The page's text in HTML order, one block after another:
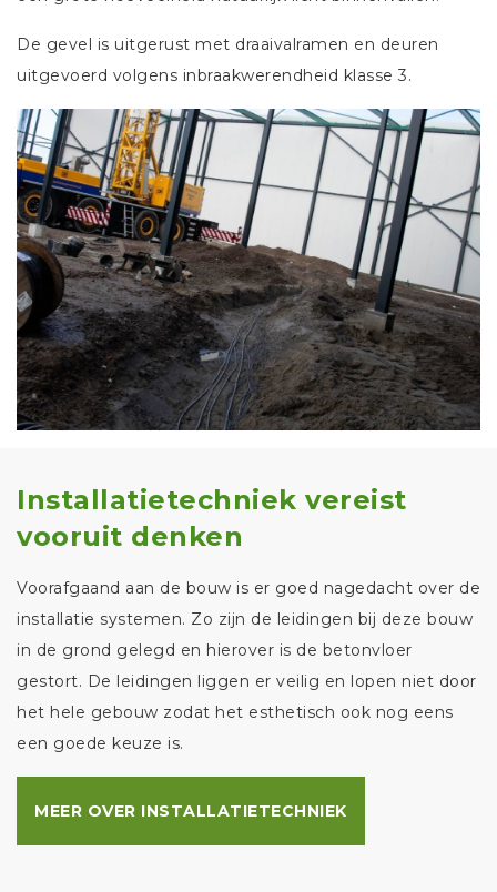
De gevel is uitgerust met draaivalramen en deuren
uitgevoerd volgens inbraakwerendheid klasse 3.
Installatietechniek vereist
vooruit denken
Voorafgaand aan de bouw is er goed nagedacht over de
installatie systemen. Zo zijn de leidingen bij deze bouw
in de grond gelegd en hierover is de betonvloer
gestort. De leidingen liggen er veilig en lopen niet door
het hele gebouw zodat het esthetisch ook nog eens
een goede keuze is.
MEER OVER INSTALLATIETECHNIEK